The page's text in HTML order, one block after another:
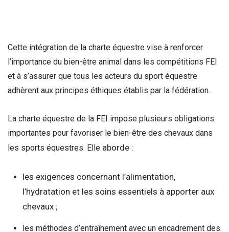
Cette intégration de la charte équestre vise à renforcer
l’importance du bien-être animal dans les compétitions FEI
et à s’assurer que tous les acteurs du sport équestre
adhèrent aux principes éthiques établis par la fédération.
La charte équestre de la FEI impose plusieurs obligations
importantes pour favoriser le bien-être des chevaux dans
les sports équestres. Elle aborde :
les exigences concernant l’alimentation,
l’hydratation et les soins essentiels à apporter aux
chevaux ;
les méthodes d’entraînement avec un encadrement des